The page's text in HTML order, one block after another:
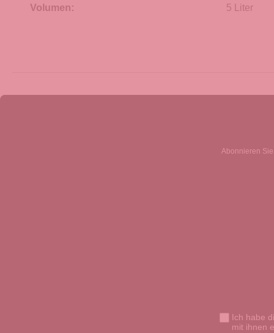
Volumen: 5 Liter
Abonnieren
Ich habe
mit ihnen